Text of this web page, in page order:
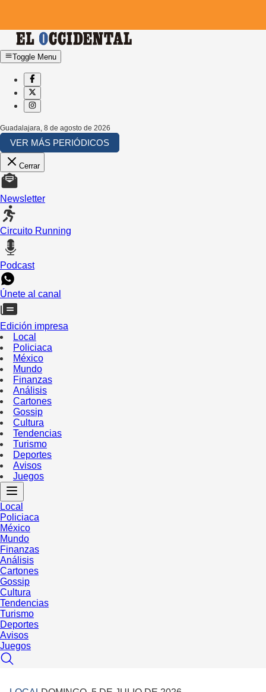
Toggle Menu
Guadalajara, 8 de agosto de 2026
VER MÁS PERIÓDICOS
Cerrar
Newsletter
Circuito Running
Podcast
Únete al canal
Edición impresa
Local
Policiaca
México
Mundo
Finanzas
Análisis
Cartones
Gossip
Cultura
Tendencias
Turismo
Deportes
Avisos
Juegos
Local
Policiaca
México
Mundo
Finanzas
Análisis
Cartones
Gossip
Cultura
Tendencias
Turismo
Deportes
Avisos
Juegos